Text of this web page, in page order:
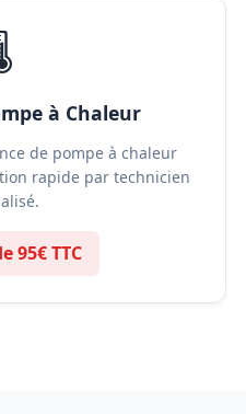
à Chaleur
de pompe à chaleur
rapide par technicien
95€ TTC